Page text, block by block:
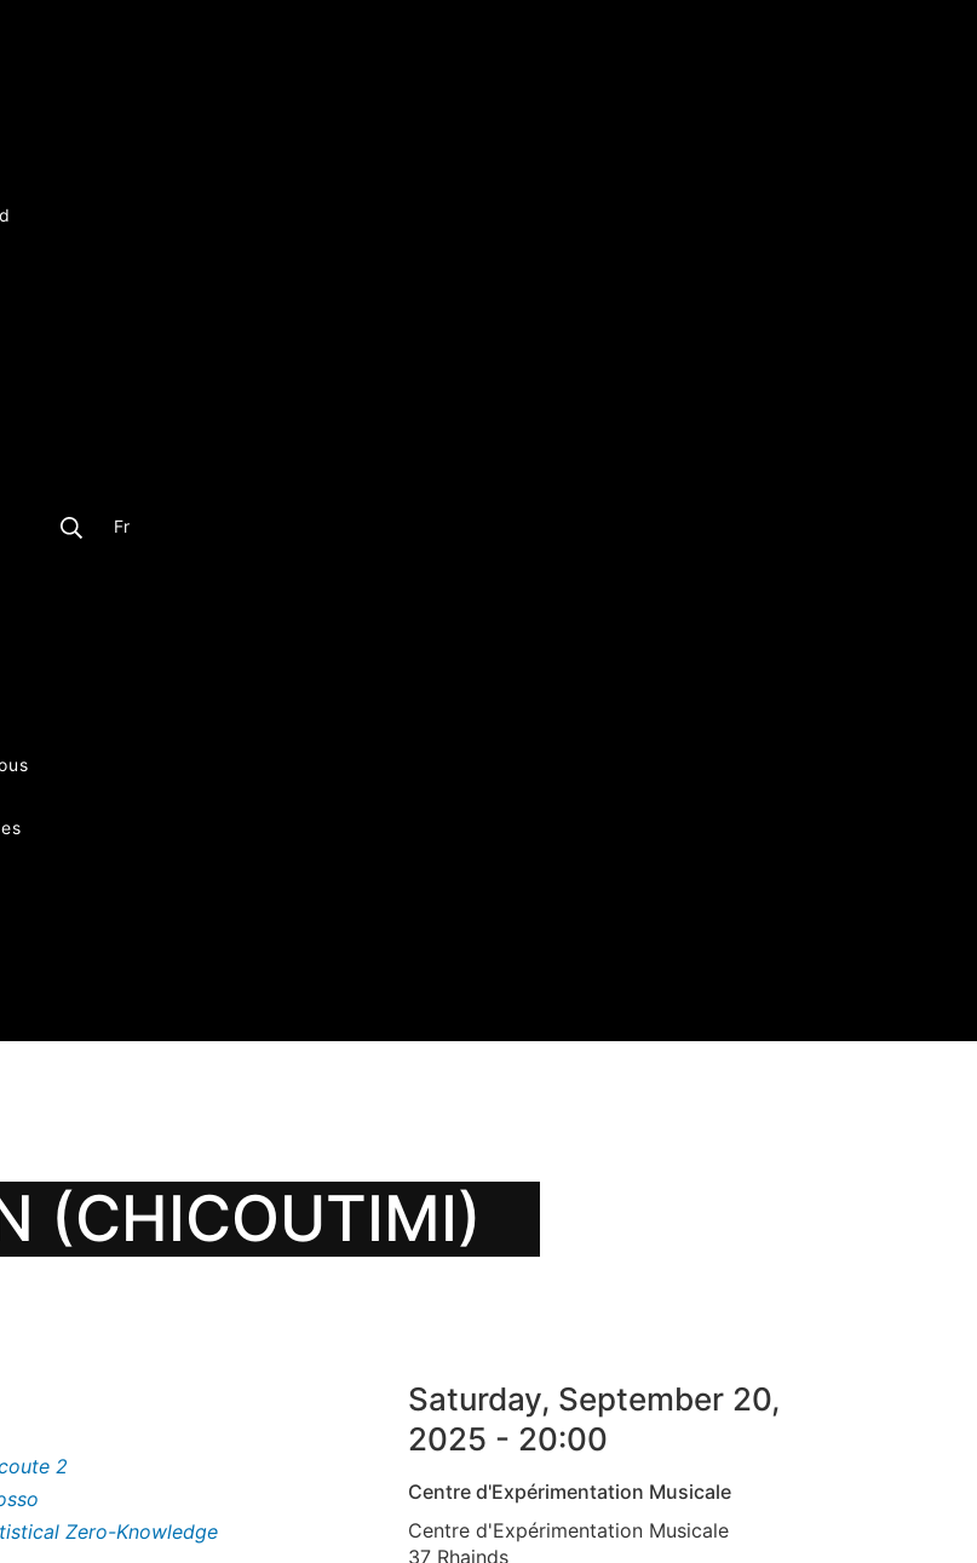
Fr
(CHICOUTIMI)
2
Zero-Knowledge
Saturday, September 20,
2025 - 20:00
Centre d'Expérimentation Musicale
Centre d'Expérimentation Musicale
37 Rhainds